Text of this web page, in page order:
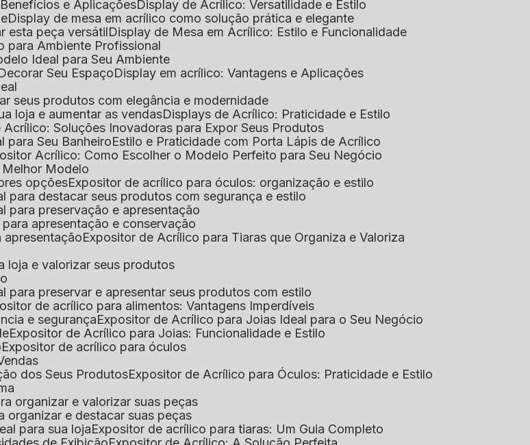
e Aplicações
Display de Acrílico: Versatilidade e Estilo
Display de mesa em acrílico como solução prática e elegante
esta peça versátil
Display de Mesa em Acrílico: Estilo e Funcionalidade
para Ambiente Profissional
Ideal para Seu Ambiente
Seu Espaço
Display em acrílico: Vantagens e Aplicações
seus produtos com elegância e modernidade
loja e aumentar as vendas
Displays de Acrílico: Praticidade e Estilo
Acrílico: Soluções Inovadoras para Expor Seus Produtos
para Seu Banheiro
Estilo e Praticidade com Porta Lápis de Acrílico
Acrílico: Como Escolher o Modelo Perfeito para Seu Negócio
Melhor Modelo
opções Expositor de acrílico para óculos: organização e estilo
para destacar seus produtos com segurança e estilo
para preservação e apresentação
apresentação e conservação
apresentação Expositor de Acrílico para Tiaras que Organiza e Valoriza
loja e valorizar seus produtos
para preservar e apresentar seus produtos com estilo
de acrílico para alimentos: Vantagens Imperdíveis
e segurança Expositor de Acrílico para Joias Ideal para o Seu Negócio
Expositor de Acrílico para Joias: Funcionalidade e Estilo
Expositor de acrílico para óculos
dos Seus Produtos Expositor de Acrílico para Óculos: Praticidade e Estilo
organizar e valorizar suas peças
organizar e destacar suas peças
para sua loja Expositor de acrílico para tiaras: Um Guia Completo